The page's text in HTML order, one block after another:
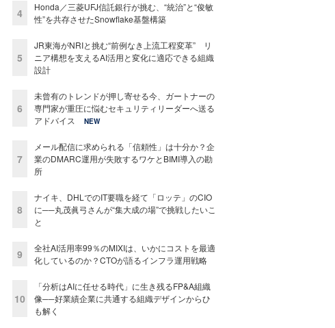
4
Honda／三菱UFJ信託銀行が挑む、“統治”と“俊敏
性”を共存させたSnowflake基盤構築
5
JR東海がNRIと挑む“前例なき上流工程変革” リ
ニア構想を支えるAI活用と変化に適応できる組織
設計
6
未曾有のトレンドが押し寄せる今、ガートナーの
専門家が重圧に悩むセキュリティリーダーへ送る
アドバイス
NEW
7
メール配信に求められる「信頼性」は十分か？企
業のDMARC運用が失敗するワケとBIMI導入の勘
所
8
ナイキ、DHLでのIT要職を経て「ロッテ」のCIO
に──丸茂眞弓さんが“集大成の場”で挑戦したいこ
と
9
全社AI活用率99％のMIXIは、いかにコストを最適
化しているのか？CTOが語るインフラ運用戦略
10
「分析はAIに任せる時代」に生き残るFP&A組織
像──好業績企業に共通する組織デザインからひ
も解く